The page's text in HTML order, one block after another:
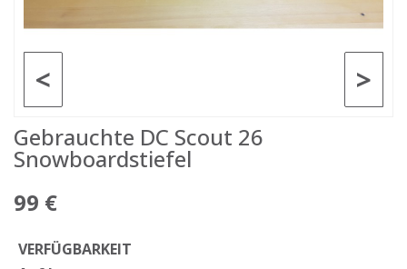
>
<
Gebrauchte DC Scout 26
Snowboardstiefel
99 €
VERFÜGBARKEIT